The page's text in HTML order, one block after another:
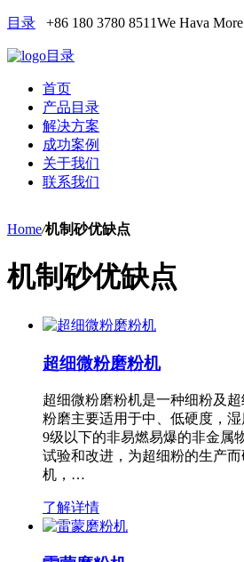
目录 +86 180 3780 8511We Hava
目录
首页
产品目录
解决方案
成功案例
关于我们
联系我们
Home/机制砂优缺点
机制砂优缺点
超细微粉磨粉机
超细微粉磨粉机是一种细粉及
粉磨主要适用于中、低硬度，
9级以下的非易燃易爆的非金属
试验和改进，为超细粉的生产
机，…
了解详情